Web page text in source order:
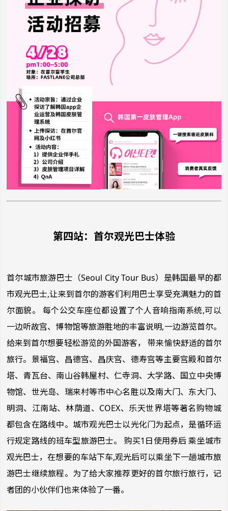
第四站：首尔观光巴士体验
首尔城市旅游巴士（Seoul City Tour Bus）是韩国最早的都
市观光巴士,让来到首尔的游客们利用巴士享受充满魅力的首
尔面貌。 每个公交车座位都设置了个人音响指南系统,可以
一边听故宫、博物馆等旅游胜地的丰富说明,一边游览首尔。
给来到首尔想要轻松游览的外国游客， 带来愉快舒适的首尔
旅行。景福宫、昌德宫、昌庆宫、德寿宫等主要宫殿和首尔
塔、青瓦台、南山谷韩屋村、仁寺洞、大学路、国立中央博
物馆、世光岛、瑞来村等市中心名胜以及南大门、东大门、
明洞、江南站、林荫道、COEX、乐天世界塔等著名购物城
都包含在路线中。城市观光巴士以光化门为起点，是循环运
行规定路线的班车型旅游巴士。 购买1日使用券后 乘坐城市
观光巴士，在想要的车站下车,观光后可以乘坐下一趟城市旅
游巴士继续旅程。为了给大家推荐更好的首尔旅行旅行，记
者团的小伙伴们也来体验了一番。